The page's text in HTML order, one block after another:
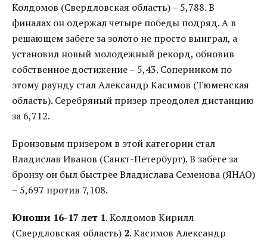
Колдомов (Свердловская область) – 5,788. В
финалах он одержал четыре победы подряд. А в
решающем забеге за золото не просто выиграл, а
установил новый молодежный рекорд, обновив
собственное достижение – 5,43. Соперником по
этому раунду стал Александр Касимов (Тюменская
область). Серебряный призер преодолел дистанцию
за 6,712.
Бронзовым призером в этой категории стал
Владислав Иванов (Санкт-Петербург). В забеге за
бронзу он был быстрее Владислава Семенова (ЯНАО)
– 5,697 против 7,108.
Юноши 16-17 лет 1. Колдомов Кирилл
(Свердловская область) 2. Касимов Александр